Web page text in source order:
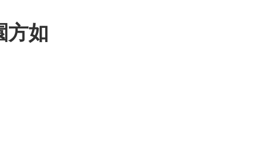
方如